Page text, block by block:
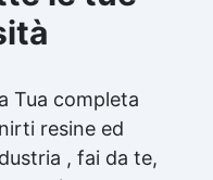
Tua completa
resine ed
, fai da te,